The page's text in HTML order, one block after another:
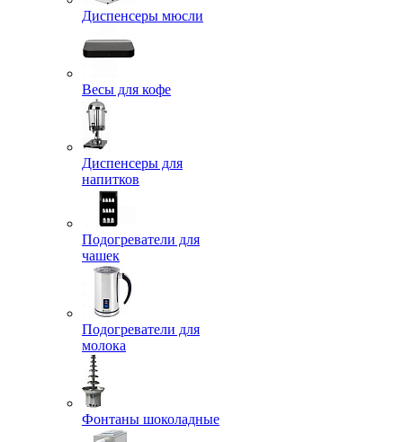
Диспенсеры мюсли
Весы для кофе
Диспенсеры для
напитков
Подогреватели для
чашек
Подогреватели для
молока
Фонтаны шоколадные